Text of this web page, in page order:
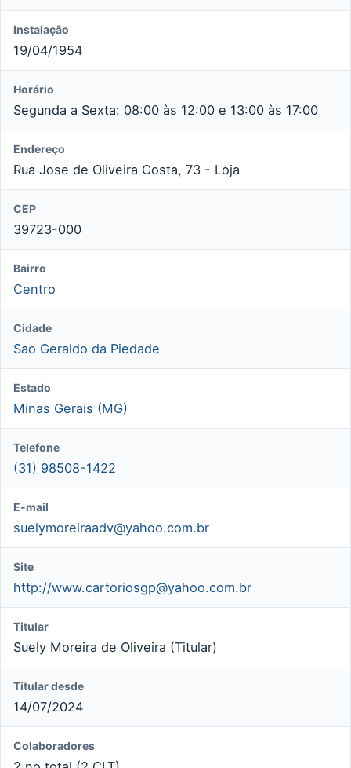
Instalação
19/04/1954
Horário
Segunda a Sexta: 08:00 às 12:00 e 13:00 às 17:00
Endereço
Rua Jose de Oliveira Costa, 73 - Loja
CEP
39723-000
Bairro
Centro
Cidade
Sao Geraldo da Piedade
Estado
Minas Gerais (MG)
Telefone
(31) 98508-1422
E-mail
suelymoreiraadv@yahoo.com.br
Site
http://www.cartoriosgp@yahoo.com.br
Titular
Suely Moreira de Oliveira (Titular)
Titular desde
14/07/2024
Colaboradores